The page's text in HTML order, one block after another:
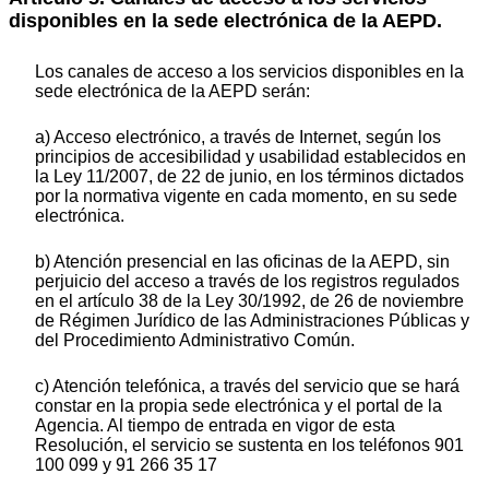
disponibles en la sede electrónica de la AEPD.
Los canales de acceso a los servicios disponibles en la
sede electrónica de la AEPD serán:
a) Acceso electrónico, a través de Internet, según los
principios de accesibilidad y usabilidad establecidos en
la Ley 11/2007, de 22 de junio, en los términos dictados
por la normativa vigente en cada momento, en su sede
electrónica.
b) Atención presencial en las oficinas de la AEPD, sin
perjuicio del acceso a través de los registros regulados
en el artículo 38 de la Ley 30/1992, de 26 de noviembre
de Régimen Jurídico de las Administraciones Públicas y
del Procedimiento Administrativo Común.
c) Atención telefónica, a través del servicio que se hará
constar en la propia sede electrónica y el portal de la
Agencia. Al tiempo de entrada en vigor de esta
Resolución, el servicio se sustenta en los teléfonos 901
100 099 y 91 266 35 17